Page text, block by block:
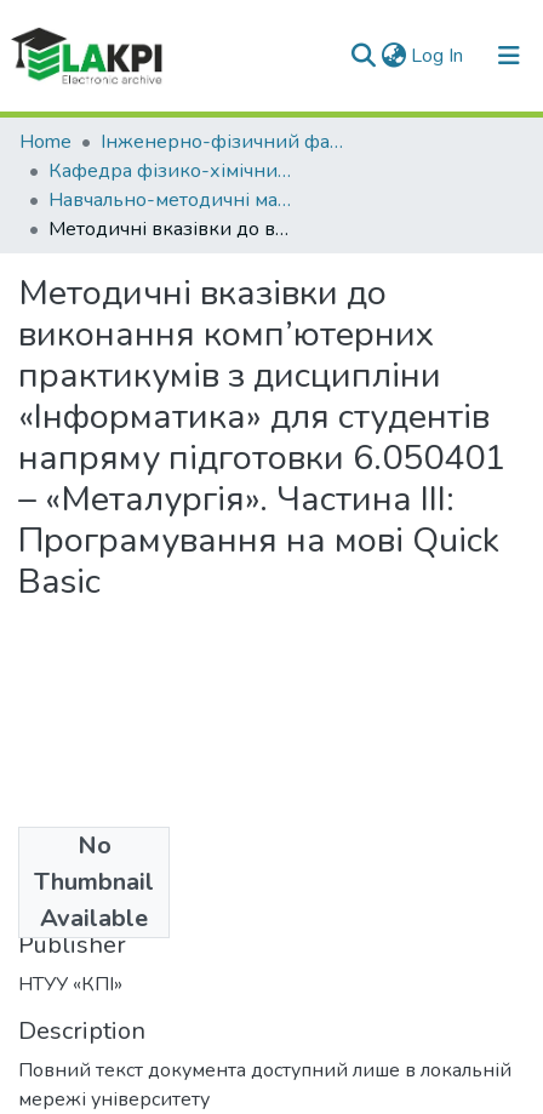
Log In (current)
Communities & Collections
All of DSpace
Statistics
Home
Інженерно-фізичний факультет (ІФФ)
Кафедра фізико-хімічних основ технології металів (ФХОТМ ІФФ)
Навчально-методичні матеріали (ФХОТМ)
Методичні вказівки до виконання комп’ютерних практикумів з дисципліни «Інформатика» для студентів напряму підготовки 6.050401 – «Металургія». Частина ІІI: Програмування на мові Quick Basic
Методичні вказівки до
виконання комп’ютерних
практикумів з дисципліни
«Інформатика» для студентів
напряму підготовки 6.050401
– «Металургія». Частина ІІI:
Програмування на мові Quick
Basic
No
Thumbnail
Available
2012
Publisher
НТУУ «КПІ»
Description
Повний текст документа доступний лише в локальній
мережі університету